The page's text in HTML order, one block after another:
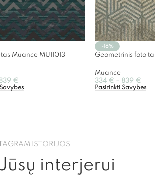
Muance MU11013
€
-16%
Geometrinis foto
Muance
334 € – 839 €
Pasirinkti Savybes
ISTORIJOS
interjerui